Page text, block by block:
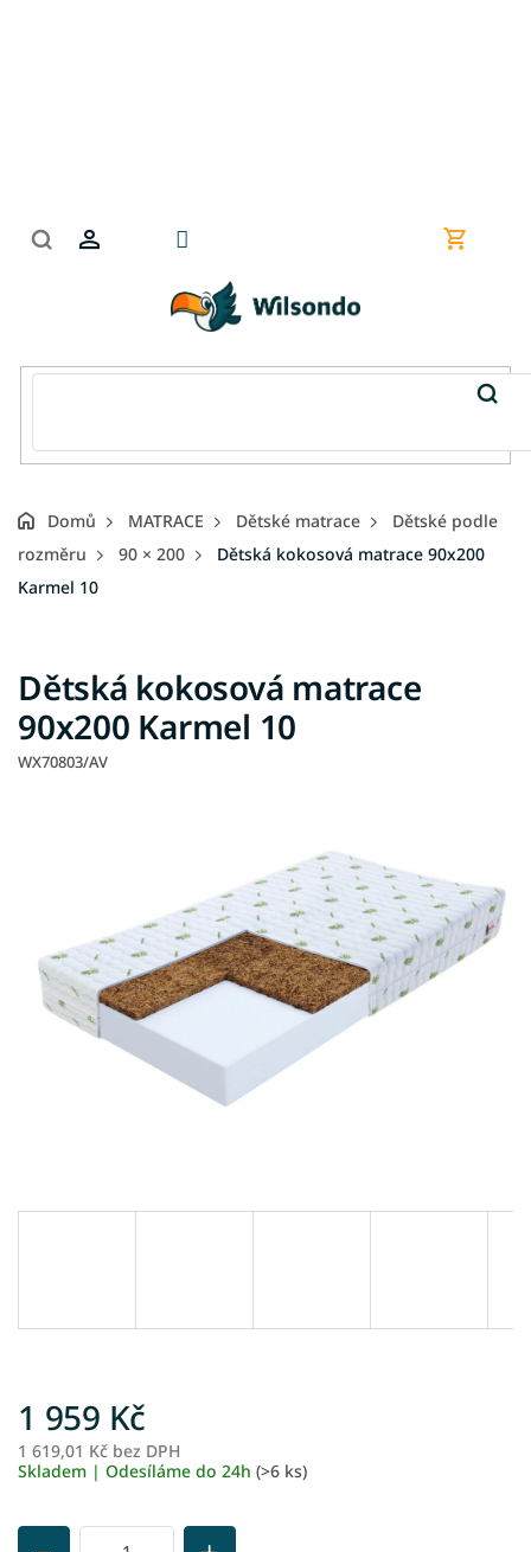
Nákupní
Domů MATRACE Dětské matrace
Dětské podle
rozměru
90 × 200
Dětská kokosová matrace 90x200
Karmel 10
Dětská kokosová matrace
90x200 Karmel 10
WX70803/AV
1 959 Kč
1 619,01 Kč bez DPH
Skladem | Odesíláme do 24h (>6 ks)